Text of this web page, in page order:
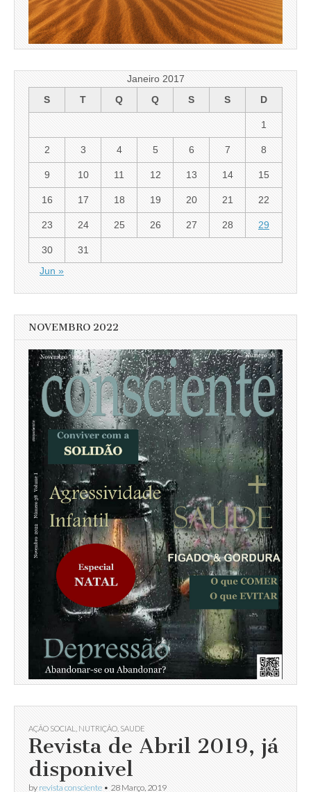
Janeiro 2017
S
T Q Q S S D
1
2 3 4 5 6 7 8
9 10 11 12 13 14 15
16 17 18 19 20 21 22
23 24 25 26 27 28 29
30
31
Jun »
NOVEMBRO 2022
AÇÃO SOCIAL NUTRIÇÃO SAUDE
Revista de Abril 2019, já
disponivel
by revista consciente • 28 Março, 2019